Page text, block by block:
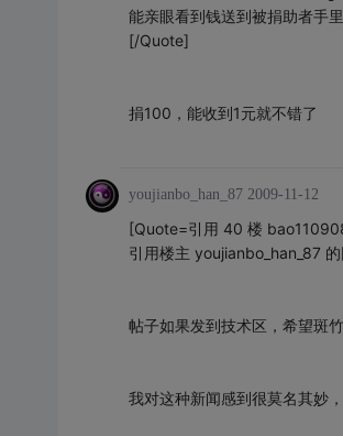
能亲眼看到钱送到被捐助者手里
[/Quote]
捐100，能收到1元就不错了
youjianbo_han_87 2009-11-12
[Quote=引用 40 楼
引用楼主 youjianbo_han_87
帖子如果发到技术区，希望斑
我对这种新闻感到很莫名其妙